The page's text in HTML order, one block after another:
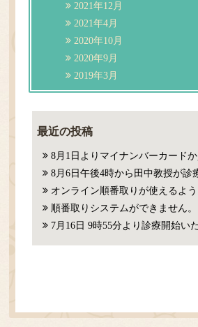
2021年12月
2021年4月
2020年10月
2020年9月
2019年3月
最近の投稿
8月1日よりマイナンバーカードか資格確認証での確
8月6日午後4時から田中教授が診
オンライン順番取りが使えるよ
順番取りシステムができません。
7月16日 9時55分より診療開始い